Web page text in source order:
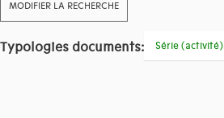
MODIFIER LA RECHERCHE
Typologies documents: Série (activité)